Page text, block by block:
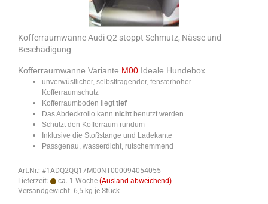
Kofferraumwanne Audi Q2 stoppt Schmutz, Nässe und
Beschädigung
Kofferraumwanne Variante M00 Ideale Hundebox
unverwüstlicher, selbsttragender, fensterhoher
Kofferraumschutz
Kofferraumboden liegt tief
​Das Abdeckrollo kann nicht benutzt werden
Schützt den Kofferraum rundum
Inklusive die Stoßstange und Ladekante
Passgenau, wasserdicht, rutschemmend
Art.Nr.: #1ADQ2QQ17M00NT000094054055
Lieferzeit:
ca. 1 Woche (Ausland abweichend)
Versandgewicht: 6,5 kg je Stück